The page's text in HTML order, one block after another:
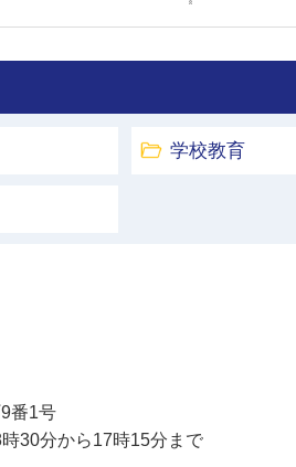
学校教育
番1号
30分から17時15分まで